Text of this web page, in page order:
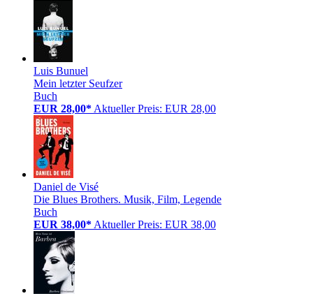
Luis Bunuel
Mein letzter Seufzer
Buch
EUR 28,00* Aktueller Preis: EUR 28,00
Daniel de Visé
Die Blues Brothers. Musik, Film, Legende
Buch
EUR 38,00* Aktueller Preis: EUR 38,00